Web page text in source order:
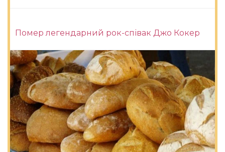
Помер легендарний рок-співак Джо Кокер